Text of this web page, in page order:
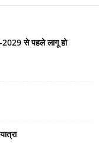
2029 से पहले लागू हो